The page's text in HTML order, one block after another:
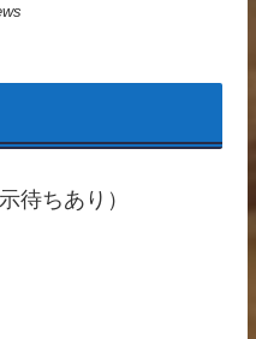
待ちあり）